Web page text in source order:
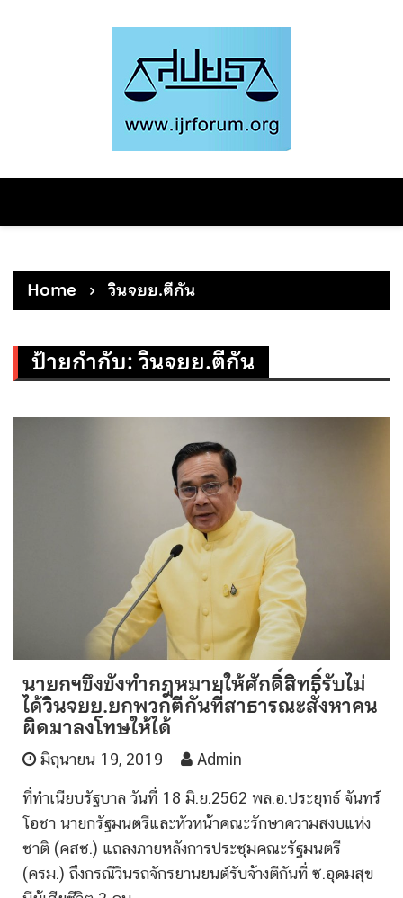
Home วินจยย.ตีกัน
ป้ายกำกับ:วินจยย.ตีกัน
นายกฯขึงขังทำกฎหมายให้ศักดิ์สิทธิ์รับไม่
ได้วินจยย.ยกพวกตีกันที่สาธารณะสั่งหาคน
ผิดมาลงโทษให้ได้
มิถุนายน 19, 2019 Admin
ที่ทำเนียบรัฐบาล วันที่ 18 มิ.ย.2562 พล.อ.ประยุทธ์ จันทร์
โอชา นายกรัฐมนตรีและหัวหน้าคณะรักษาความสงบแห่ง
ชาติ (คสช.) แถลงภายหลังการประชุมคณะรัฐมนตรี
(ครม.) ถึงกรณีวินรถจักรยานยนต์รับจ้างตีกันที่ ซ.อุดมสุข